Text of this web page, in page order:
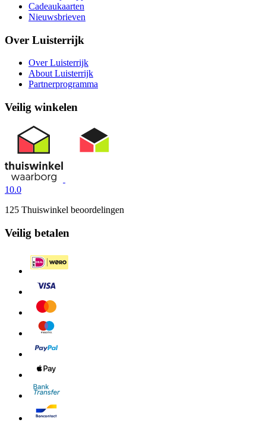
Cadeaukaarten
Nieuwsbrieven
Over Luisterrijk
Over Luisterrijk
About Luisterrijk
Partnerprogramma
Veilig winkelen
10.0
125 Thuiswinkel beoordelingen
Veilig betalen